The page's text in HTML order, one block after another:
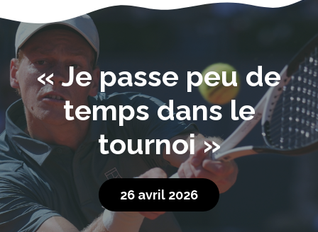
« Je passe peu de
temps dans le
tournoi »
26 avril 2026